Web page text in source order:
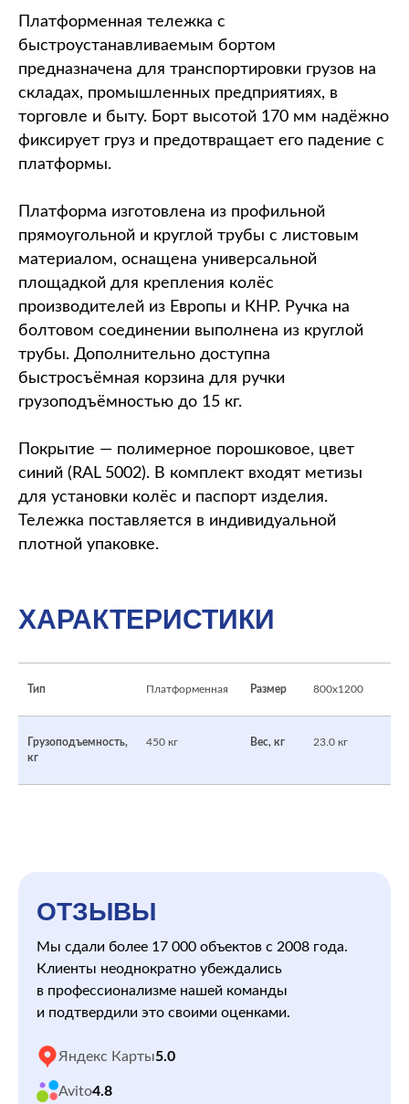
Платформенная тележка с
быстроустанавливаемым бортом
предназначена для транспортировки грузов на
складах, промышленных предприятиях, в
торговле и быту. Борт высотой 170 мм надёжно
фиксирует груз и предотвращает его падение с
платформы.
Платформа изготовлена из профильной
прямоугольной и круглой трубы с листовым
материалом, оснащена универсальной
площадкой для крепления колёс
производителей из Европы и КНР. Ручка на
болтовом соединении выполнена из круглой
трубы. Дополнительно доступна
быстросъёмная корзина для ручки
грузоподъёмностью до 15 кг.
Покрытие — полимерное порошковое, цвет
синий (RAL 5002). В комплект входят метизы
для установки колёс и паспорт изделия.
Тележка поставляется в индивидуальной
плотной упаковке.
ХАРАКТЕРИСТИКИ
Тип Платформенная Размер 800х1200
Грузоподъемность,
кг
450 кг Вес, кг 23.0 кг
ОТЗЫВЫ
Мы сдали более 17 000 объектов с 2008 года.
Клиенты неоднократно убеждались
в профессионализме нашей команды
и подтвердили это своими оценками.
Яндекс Карты5.0
Avito4.8